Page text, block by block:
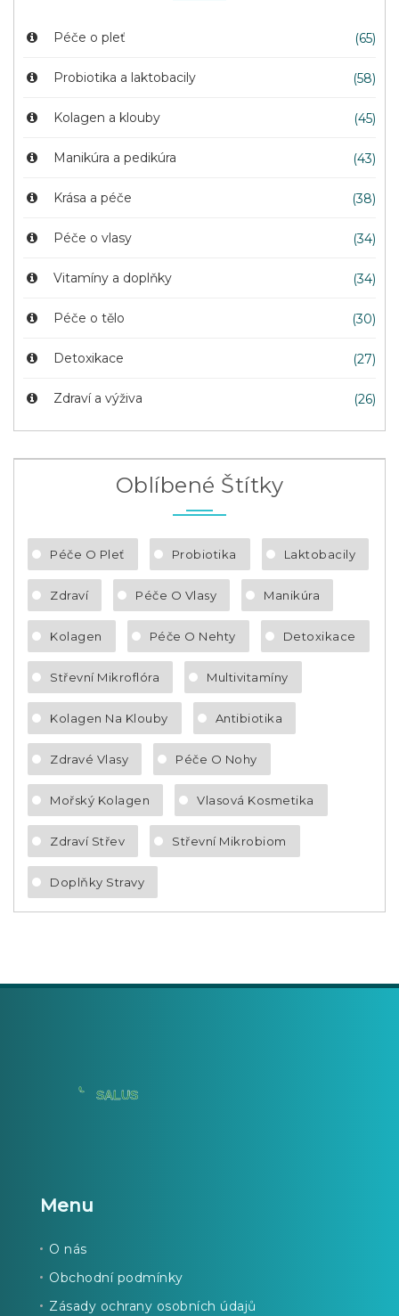
Péče o pleť (65)
Probiotika a laktobacily (58)
Kolagen a klouby (45)
Manikúra a pedikúra (43)
Krása a péče (38)
Péče o vlasy (34)
Vitamíny a doplňky (34)
Péče o tělo (30)
Detoxikace (27)
Zdraví a výživa (26)
Oblíbené Štítky
Péče O Pleť Probiotika Laktobacily
Zdraví Péče O Vlasy Manikúra
Kolagen Péče O Nehty Detoxikace
Střevní Mikroflóra Multivitamíny
Kolagen Na Klouby Antibiotika
Zdravé Vlasy Péče O Nohy
Mořský Kolagen Vlasová Kosmetika
Zdraví Střev Střevní Mikrobiom
Doplňky Stravy
Menu
O nás
Obchodní podmínky
Zásady ochrany osobních údajů